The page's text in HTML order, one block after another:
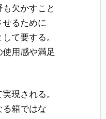
欠かすこと
るために
て要する。
用感や満足
現される。
箱ではな